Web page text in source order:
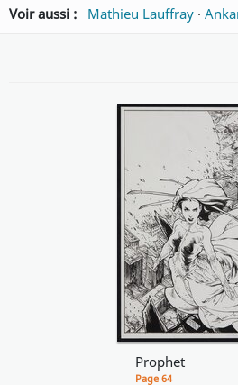
Voir aussi : Mathieu Lauffray ·
Prophet
Page 64